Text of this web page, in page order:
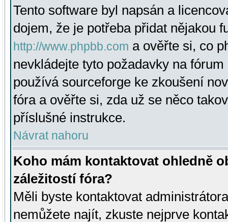
Tento software byl napsán a
dojem, že je potřeba přidat nějakou
http://www.phpbb.com a ověřte si, co
nevkládejte tyto požadavky na
používá sourceforge ke zkoušení
fóra a ověřte si, zda už se něco
příslušné instrukce.
Návrat nahoru
Koho mám kontaktovat ohledně
záležitostí fóra?
Měli byste kontaktovat
nemůžete najít, zkuste nejprve